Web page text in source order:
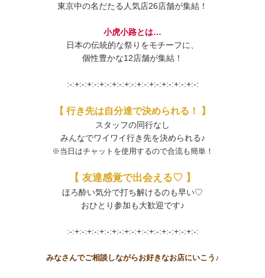
東京中の名だたる人気店26店舗が集結！
小虎小路とは…
日本の伝統的な祭りをモチーフに、
個性豊かな12店舗が集結！
:-:+:-:+:-:+:-:+:-:+:-:+:-:+:-:+:-:+:-:+:-:
【 行き先は自分達で決められる！ 】
スタッフの同行なし
みんなでワイワイ行き先を決められる♪
※当日はチャットを使用するので合流も簡単！
【 友達感覚で出会える♡ 】
ほろ酔い気分で打ち解けるのも早い♡
おひとり参加も大歓迎です♪
:-:+:-:+:-:+:-:+:-:+:-:+:-:+:-:+:-:+:-:+:-:
みなさんでご相談しながらお好きなお店にいこう♪